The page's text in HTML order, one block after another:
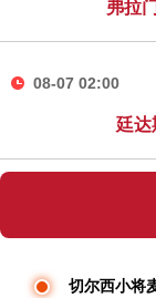
弗拉
08-07 02:00
廷达
切尔西小将